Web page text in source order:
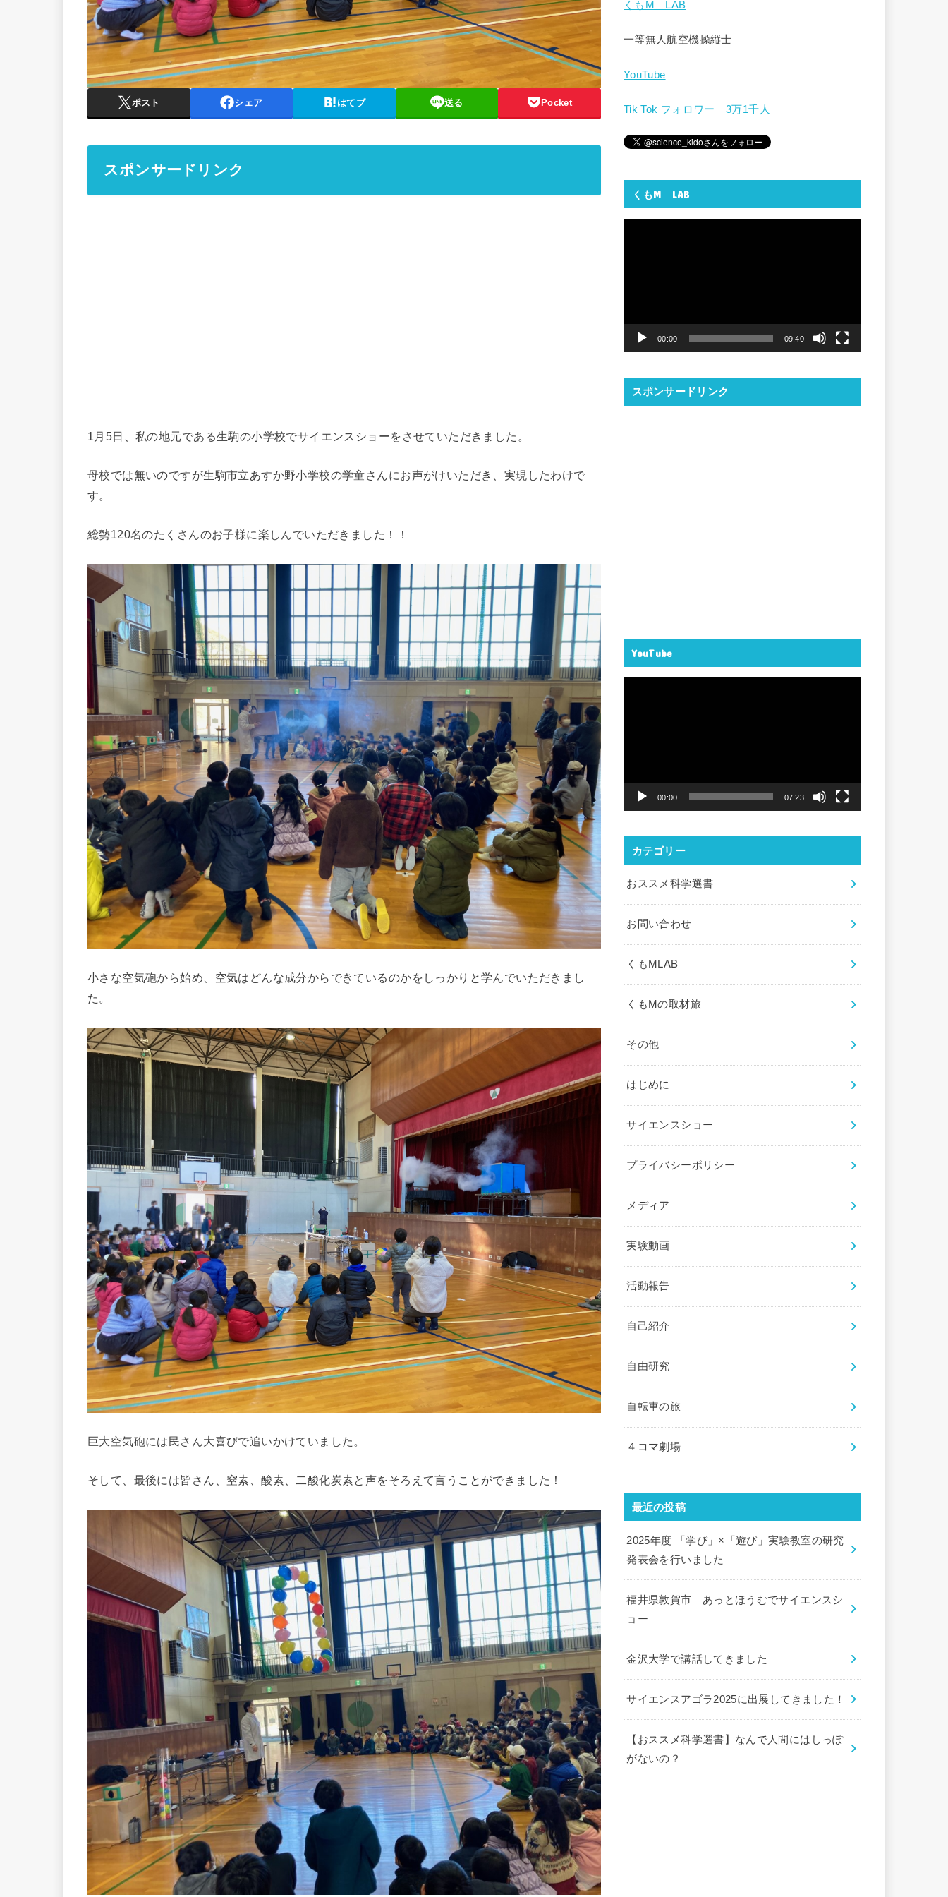
ポスト シェア はてブ 送る Pocket
スポンサードリンク
1月5日、私の地元である生駒の小学校でサイエンスショーをさせていただきました。
母校では無いのですが生駒市立あすか野小学校の学童さんにお声がけいただき、実現したわけで
す。
総勢120名のたくさんのお子様に楽しんでいただきました！！
小さな空気砲から始め、空気はどんな成分からできているのかをしっかりと学んでいただきまし
た。
巨大空気砲には民さん大喜びで追いかけていました。
そして、最後には皆さん、窒素、酸素、二酸化炭素と声をそろえて言うことができました！
くもM LAB
一等無人航空機操縦士
YouTube
Tik Tok フォロワー 3万1千人
くもM LAB
ヤ
00:00 09:40
スポンサードリンク
YouTube
ヤ
00:00 07:23
カテゴリー
おススメ科学選書
お問い合わせ
くもMLAB
くもMの取材旅
その他
はじめに
サイエンスショー
プライバシーポリシー
メディア
実験動画
活動報告
自己紹介
自由研究
自転車の旅
４コマ劇場
最近の投稿
2025年度 「学び」×「遊び」実験教室の研究
発表会を行いました
福井県敦賀市 あっとほうむでサイエンスシ
ョー
金沢大学で講話してきました
サイエンスアゴラ2025に出展してきました！
【おススメ科学選書】なんで人間にはしっぽ
がないの？